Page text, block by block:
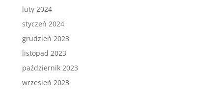
luty 2024
styczeń 2024
grudzień 2023
listopad 2023
październik 2023
wrzesień 2023